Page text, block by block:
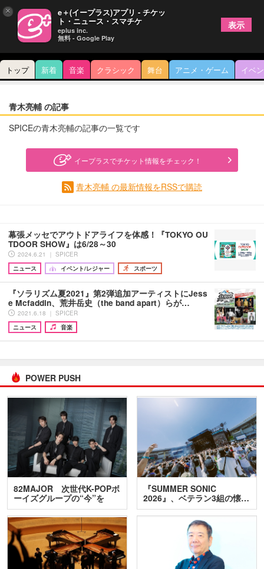
トップ 新着 音楽 クラシック 舞台 アニメ・ゲーム イベ
青木亮輔 の記事
SPICEの青木亮輔の記事の一覧です
イープラスでチケット情報をチェック！
青木亮輔 の最新情報をRSSで購読
幕張メッセでアウトドアライフを体感！『TOKYO OU
TDOOR SHOW』は6/28～30
2024.6.21 ｜ SPICER
ニュース
イベント/レジャー スポーツ
『ソラリズム夏2021』第2弾追加アーティストにJess
e Mcfaddin、荒井岳史（the band apart）らが…
2021.6.18 ｜ SPICER
ニュース
音楽
POWER PUSH
82MAJOR 次世代K-POPボ
ーイズグループの“今”を
訊…
『SUMMER SONIC
2026』、ベテラン3組の懐…
× e＋(イープラス)アプリ - チケッ
ト・ニュース・スマチケ
eplus inc.
無料 - Google Play
表示